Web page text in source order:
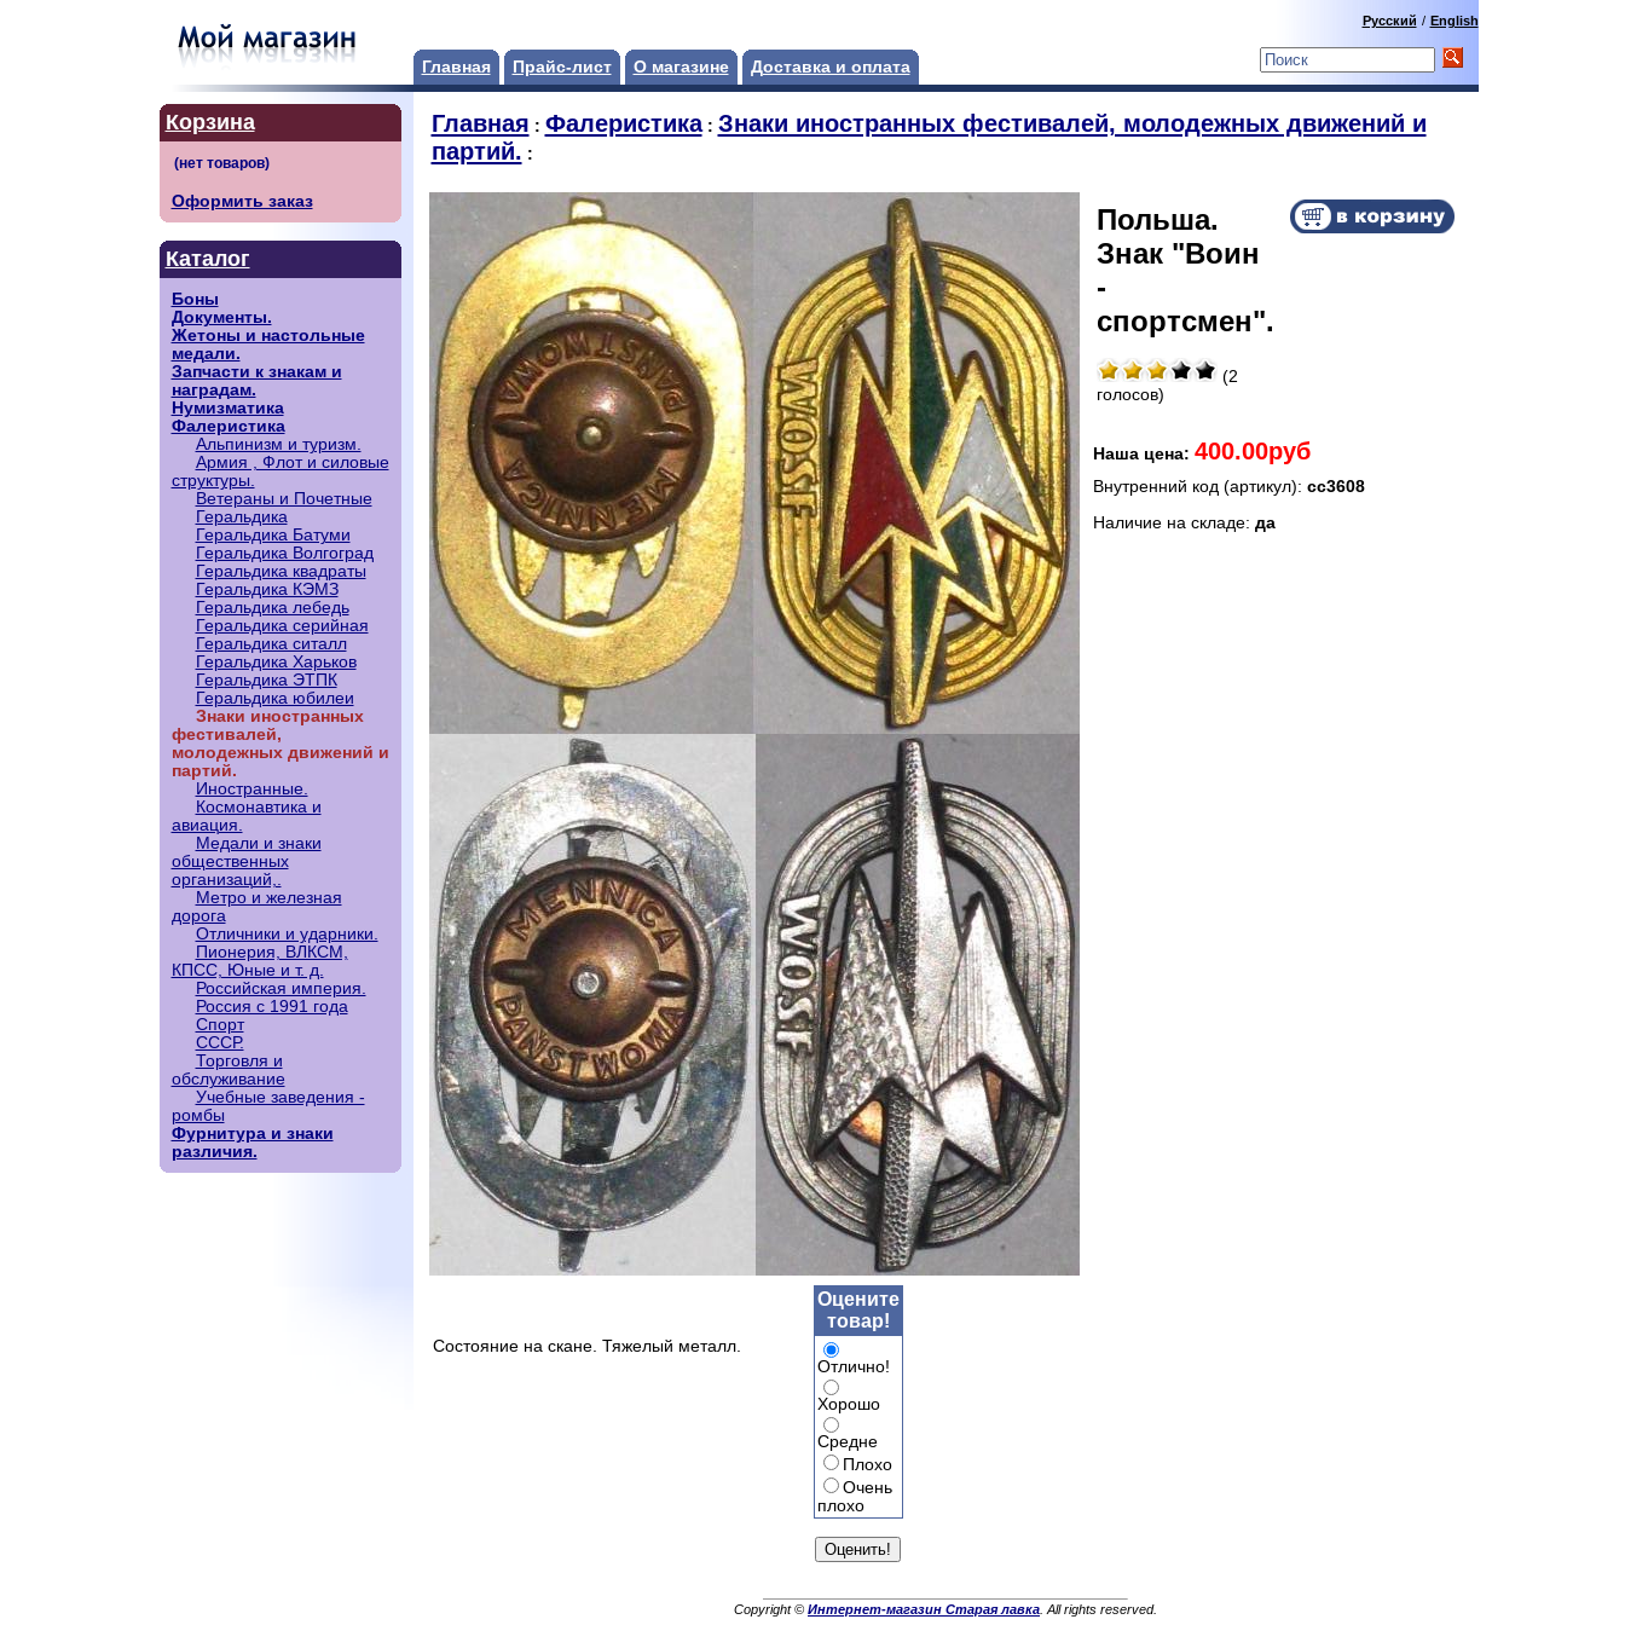
Главная Прайс-лист О магазине Доставка и оплата
Русский / English
Корзина
Оформить заказ
Каталог
Боны
Документы.
Жетоны и настольные
медали.
Запчасти к знакам и
наградам.
Нумизматика
Фалеристика
Альпинизм и туризм.
Армия , Флот и силовые
структуры.
Ветераны и Почетные
Геральдика
Геральдика Батуми
Геральдика Волгоград
Геральдика квадраты
Геральдика КЭМЗ
Геральдика лебедь
Геральдика серийная
Геральдика ситалл
Геральдика Харьков
Геральдика ЭТПК
Геральдика юбилеи
Знаки иностранных
фестивалей,
молодежных движений и
партий.
Иностранные.
Космонавтика и
авиация.
Медали и знаки
общественных
организаций,.
Метро и железная
дорога
Отличники и ударники.
Пионерия, ВЛКСМ,
КПСС, Юные и т. д.
Российская империя.
Россия с 1991 года
Спорт
СССР.
Торговля и
обслуживание
Учебные заведения -
ромбы
Фурнитура и знаки
различия.
Главная : Фалеристика: Знаки иностранных фестивалей, молодежных движений и
партий. :
Польша.
Знак "Воин
-
спортсмен".
(2
голосов)
Наша цена: 400.00руб
Внутренний код (артикул): сс3608
Наличие на складе: да
Состояние на скане. Тяжелый металл.
Оцените
товар!
Отлично!
Хорошо
Средне
Плохо
Очень
плохо
Copyright © Интернет-магазин Старая лавка . All rights reserved.